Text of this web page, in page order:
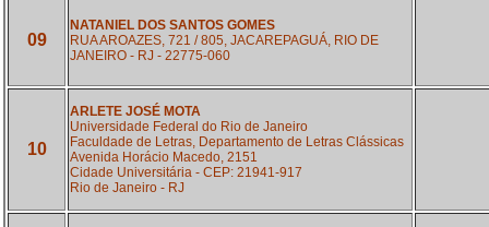
09
NATANIEL DOS SANTOS GOMES
RUA AROAZES, 721 / 805, JACAREPAGUÁ, RIO DE
JANEIRO - RJ - 22775-060
10
ARLETE JOSÉ MOTA
Universidade Federal do Rio de Janeiro
Faculdade de Letras, Departamento de Letras Clássicas
Avenida Horácio Macedo, 2151
Cidade Universitária - CEP: 21941-917
Rio de Janeiro - RJ